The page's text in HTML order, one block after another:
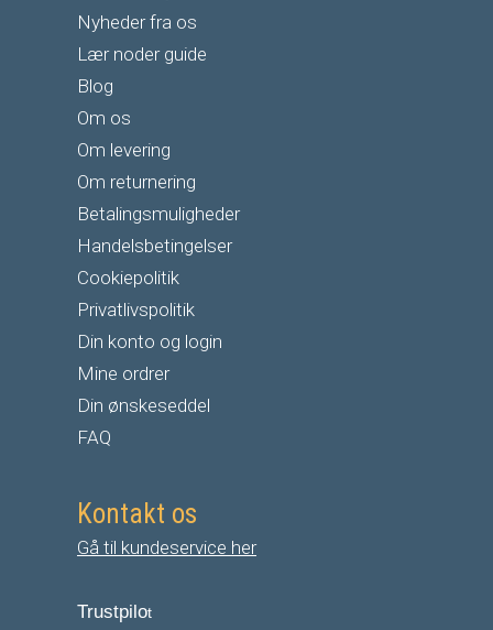
Nyheder fra os
Lær noder guide
Blog
Om os
Om levering
Om returnering
Betalingsmuligheder
Handelsbetingelser
Cookiepolitik
Privatlivspolitik
Din konto og login
Mine ordrer
Din ønskeseddel
FAQ
Kontakt os
Gå til kundeservice her
Trustpilot